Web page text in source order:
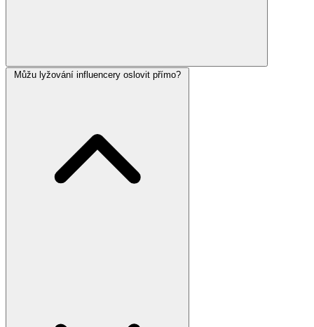
Můžu lyžování influencery oslovit přímo?